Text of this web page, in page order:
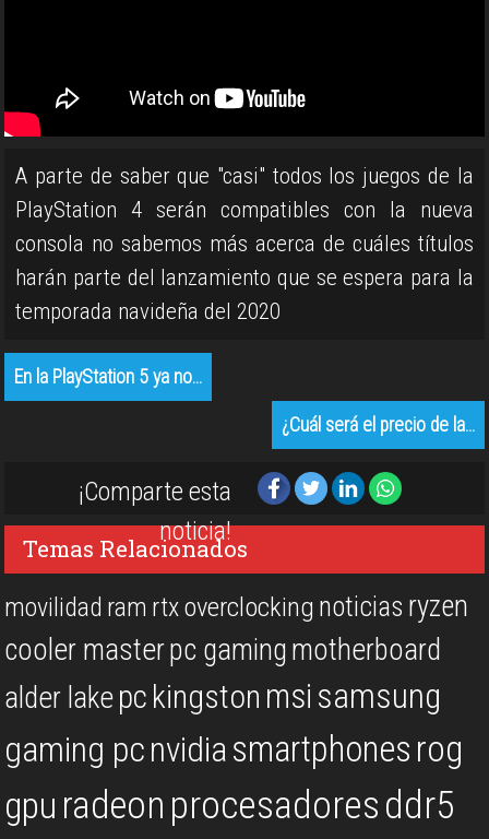
A parte de saber que "casi" todos los juegos de la
PlayStation 4 serán compatibles con la nueva
consola no sabemos más acerca de cuáles títulos
harán parte del lanzamiento que se espera para la
temporada navideña del 2020
En la PlayStation 5 ya no…
¿Cuál será el precio de la…
¡Comparte esta
noticia!
Temas Relacionados
movilidad ram rtxoverclocking noticias ryzen
cooler masterpc gamingmotherboard
alder lakepc kingston msi samsung
gaming pcnvidiasmartphones rog
gpu radeon procesadoresddr5